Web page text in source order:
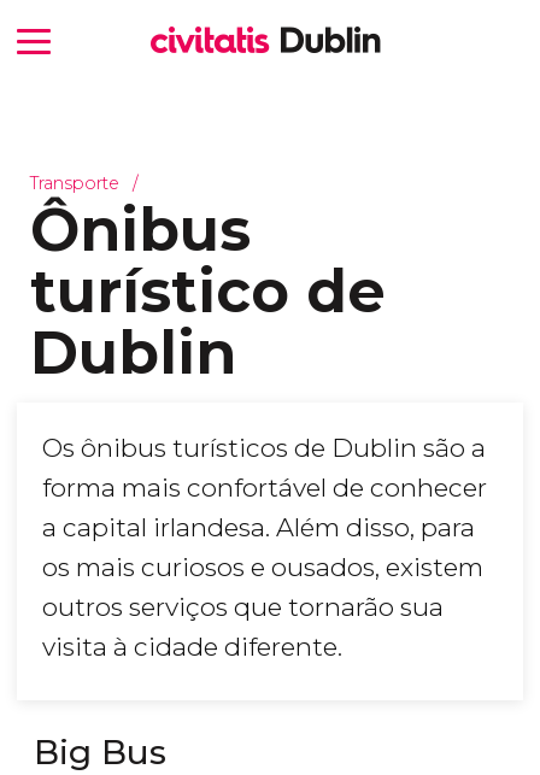
Transporte
Ônibus
turístico de
Dublin
Os ônibus turísticos de Dublin são a
forma mais confortável de conhecer
a capital irlandesa. Além disso, para
os mais curiosos e ousados, existem
outros serviços que tornarão sua
visita à cidade diferente.
Big Bus